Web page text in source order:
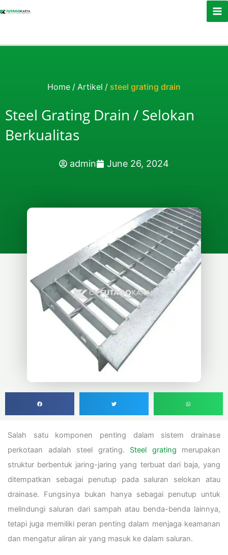
Home / Artikel / steel grating drain
Steel Grating Drain / Selokan
Berkualitas
admin June 26, 2024
Salah satu komponen penting dalam sistem drainase
perkotaan adalah steel grating. Steel grating merupakan
struktur berbentuk jaring-jaring yang terbuat dari baja, yang
ditempatkan sebagai penutup pada saluran selokan atau
drainase. Fungsinya bukan hanya sebagai penutup untuk
melindungi saluran dari sampah atau benda-benda lainnya,
tetapi juga memiliki peran penting dalam menjaga keamanan
dan mengatur aliran air yang masuk ke dalam saluran.